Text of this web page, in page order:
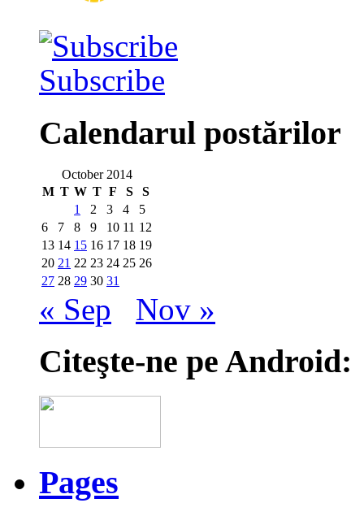
Subscribe
Calendarul postărilor
October 2014
M T W T F S
S
1
2 3 4
5
6
7 8 9 10 11 12
13 14 15 16 17 18 19
20 21 22 23 24 25 26
27 28 29 30 31
« Sep Nov »
Citeşte-ne pe Android:
Pages